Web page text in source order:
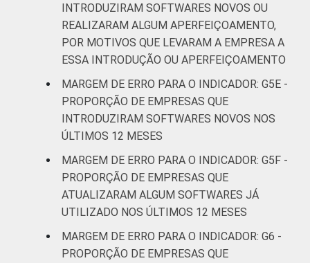
INTRODUZIRAM SOFTWARES NOVOS OU
REALIZARAM ALGUM APERFEIÇOAMENTO,
POR MOTIVOS QUE LEVARAM A EMPRESA A
ESSA INTRODUÇÃO OU APERFEIÇOAMENTO
MARGEM DE ERRO PARA O INDICADOR: G5E -
PROPORÇÃO DE EMPRESAS QUE
INTRODUZIRAM SOFTWARES NOVOS NOS
ÚLTIMOS 12 MESES
MARGEM DE ERRO PARA O INDICADOR: G5F -
PROPORÇÃO DE EMPRESAS QUE
ATUALIZARAM ALGUM SOFTWARES JÁ
UTILIZADO NOS ÚLTIMOS 12 MESES
MARGEM DE ERRO PARA O INDICADOR: G6 -
PROPORÇÃO DE EMPRESAS QUE